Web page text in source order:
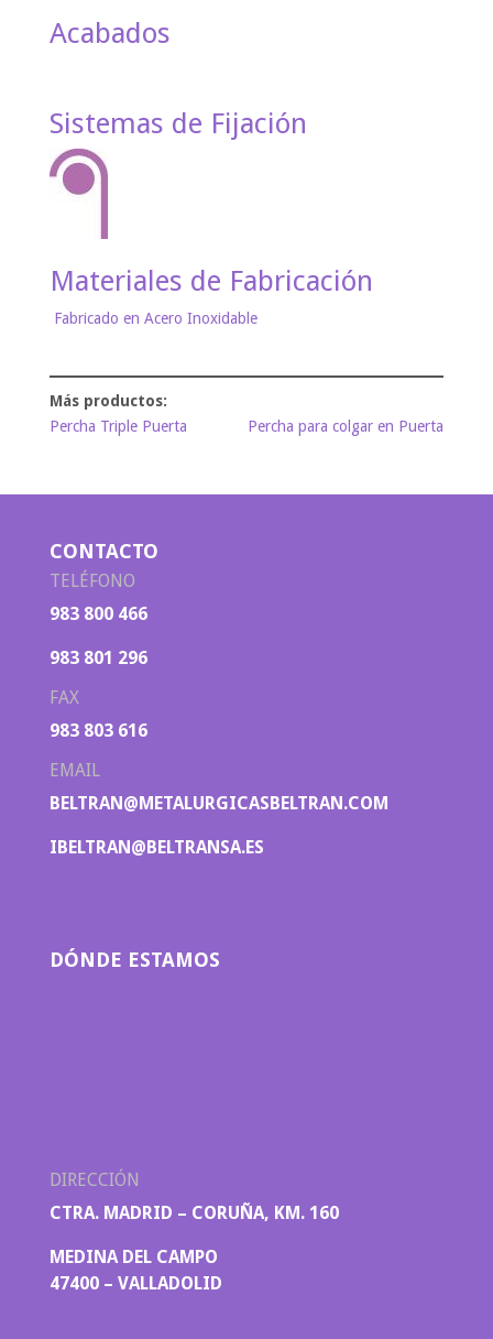
Acabados
Sistemas de Fijación
Materiales de Fabricación
Fabricado en Acero Inoxidable
Percha Triple Puerta Percha para colgar en Puerta
CONTACTO
TELÉFONO
983 800 466
983 801 296
FAX
983 803 616
EMAIL
BELTRAN@METALURGICASBELTRAN.COM
IBELTRAN@BELTRANSA.ES
DÓNDE ESTAMOS
DIRECCIÓN
CTRA. MADRID – CORUÑA, KM. 160
MEDINA DEL CAMPO
47400 – VALLADOLID